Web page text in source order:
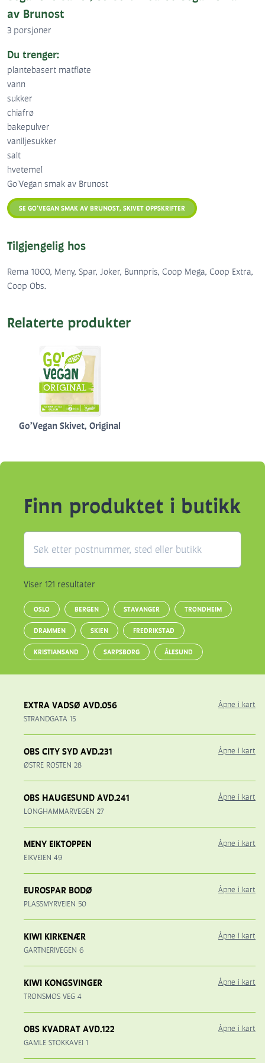
av Brunost
3 porsjoner
Du trenger:
plantebasert matfløte
vann
sukker
chiafrø
bakepulver
vaniljesukker
salt
hvetemel
Go'Vegan smak av Brunost
SE GO'VEGAN SMAK AV BRUNOST, SKIVET OPPSKRIFTER
Tilgjengelig hos
Rema 1000, Meny, Spar, Joker, Bunnpris, Coop Mega, Coop Extra,
Coop Obs.
Relaterte produkter
Go’Vegan Skivet, Original
Finn produktet i butikk
Viser 121 resultater
OSLO BERGEN STAVANGER TRONDHEIM
DRAMMEN SKIEN FREDRIKSTAD
KRISTIANSAND SARPSBORG ÅLESUND
EXTRA VADSØ AVD.056
STRANDGATA 15
Åpne i kart
OBS CITY SYD AVD.231
ØSTRE ROSTEN 28
Åpne i kart
OBS HAUGESUND AVD.241
LONGHAMMARVEGEN 27
Åpne i kart
MENY EIKTOPPEN
EIKVEIEN 49
Åpne i kart
EUROSPAR BODØ
PLASSMYRVEIEN 50
Åpne i kart
KIWI KIRKENÆR
GARTNERIVEGEN 6
Åpne i kart
KIWI KONGSVINGER
TRONSMOS VEG 4
Åpne i kart
OBS KVADRAT AVD.122
GAMLE STOKKAVEI 1
Åpne i kart